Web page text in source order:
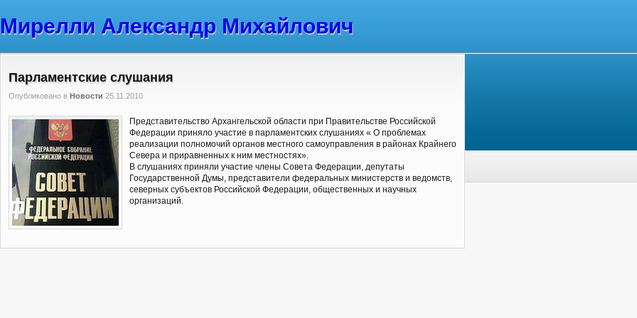
Мирелли Александр Михайлович
Парламентские слушания
Опубликовано в Новости 25.11.2010
Представительство Архангельской области при Правительстве Российской
Федерации приняло участие в парламентских слушаниях « О проблемах
реализации полномочий органов местного самоуправления в районах Крайнего
Севера и приравненных к ним местностях».
В слушаниях приняли участие члены Совета Федерации, депутаты
Государственной Думы, представители федеральных министерств и ведомств,
северных субъектов Российской Федерации, общественных и научных
организаций.